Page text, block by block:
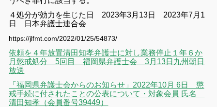
４処分が効力を生じた日 2023年3月13日 2023年7月1
日 日本弁護士連合会
https://jlfmt.com/2022/01/25/54873/
依頼を４年放置清田知孝弁護士に対し業務停止１年６か
月懲戒処分 5回目 福岡県弁護士会 3月13日九州朝日
放送
「福岡県弁護士会からのお知らせ」2022年10月 6日 懲
戒手続に付されたことの公表について・対象会員 氏名
清田知孝（会員番号39449）